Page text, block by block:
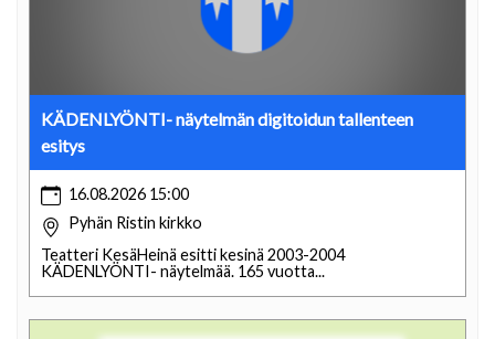
KÄDENLYÖNTI- näytelmän digitoidun tallenteen
esitys
16.08.2026 15:00
Pyhän Ristin kirkko
Teatteri KesäHeinä esitti kesinä 2003-2004
KÄDENLYÖNTI- näytelmää. 165 vuotta...